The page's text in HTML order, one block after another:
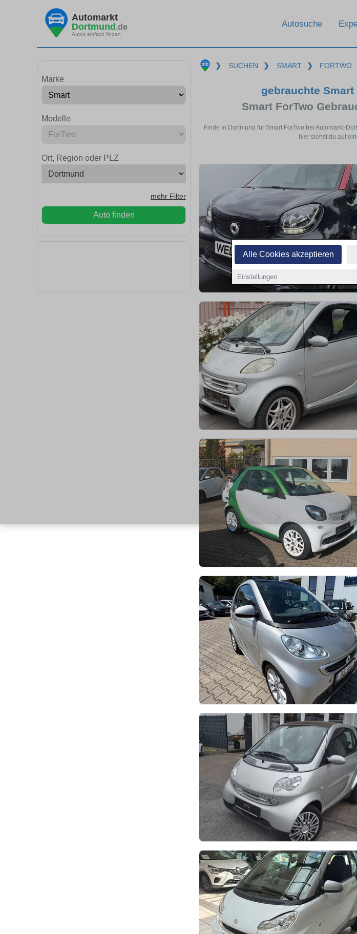
Alle Cookies akzeptieren
Einstellungen
Automarkt
Dortmund.de
Autos einfach finden
Autosuche
Marke
Modelle
Ort, Region oder PLZ
mehr Filter
Auto finden
❯ SUCHEN ❯ SMART ❯ FORTWO
gebrauchte
Smart ForTwo
Finde in Dortmund für Smart ForTwo bei Automarkt-
hier siehst du auf